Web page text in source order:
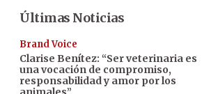
Últimas Noticias
Brand Voice
Clarise Benítez: “Ser veterinaria es
una vocación de compromiso,
responsabilidad y amor por los